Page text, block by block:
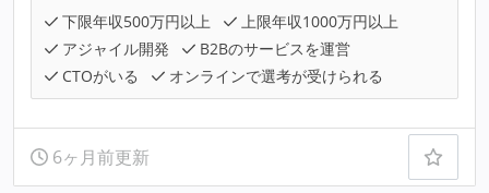
下限年収500万円以上
上限年収1000万円以上
アジャイル開発
B2Bのサービスを運営
CTOがいる
オンラインで選考が受けられる
6ヶ月前更新